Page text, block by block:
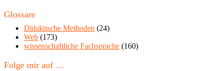
diesem
Glossare
Didaktische Methoden (24)
Web (173)
wissenschaftliche Fachsprache (160)
Folge mir auf …